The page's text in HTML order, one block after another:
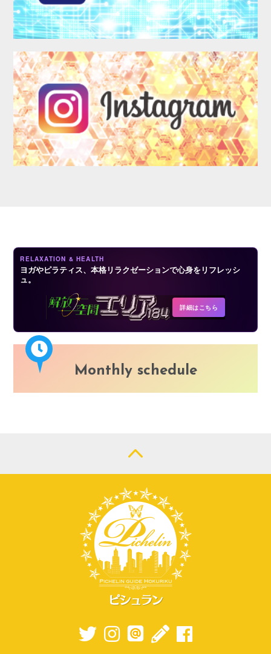
AUDITION
LOGIN
RELAXATION & HEALTH
ヨガやピラティス、本格リラクゼーションで心身をリフレッシ
ュ。
詳細はこちら
Monthly schedule